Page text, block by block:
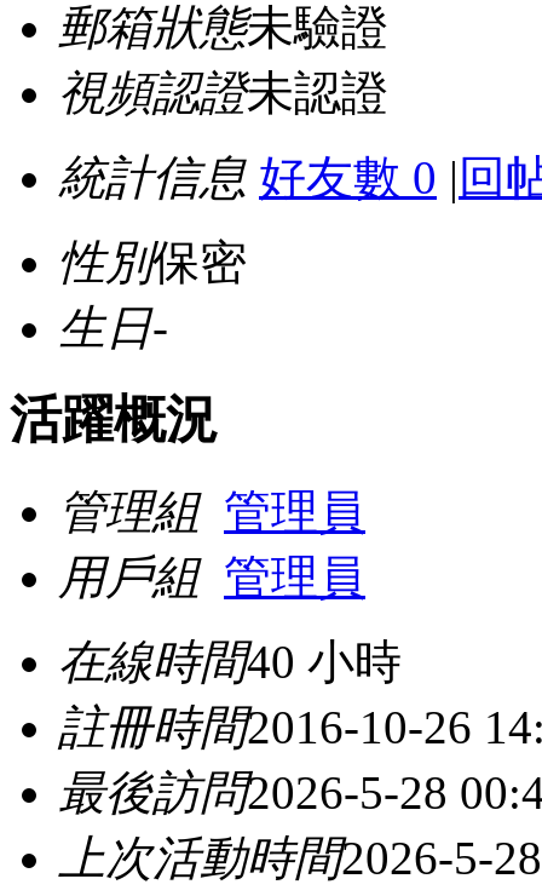
郵箱狀態未驗證
視頻認證未認證
統計信息 好友數 0 | 回
性別保密
生日-
活躍概況
管理組 管理員
用戶組 管理員
在線時間40 小時
註冊時間2016-10-26
最後訪問2026-5-28
上次活動時間2026-5-